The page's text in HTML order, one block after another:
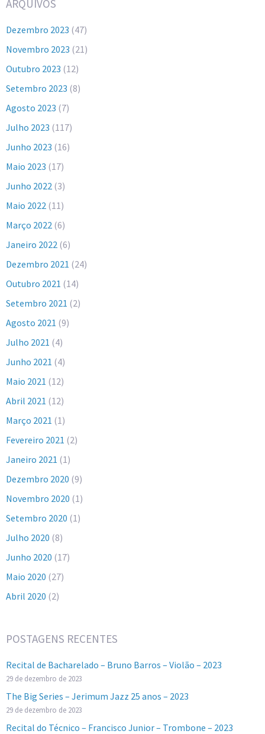
ARQUIVOS
Dezembro 2023 (47)
Novembro 2023 (21)
Outubro 2023 (12)
Setembro 2023 (8)
Agosto 2023 (7)
Julho 2023 (117)
Junho 2023 (16)
Maio 2023 (17)
Junho 2022 (3)
Maio 2022 (11)
Março 2022 (6)
Janeiro 2022 (6)
Dezembro 2021 (24)
Outubro 2021 (14)
Setembro 2021 (2)
Agosto 2021 (9)
Julho 2021 (4)
Junho 2021 (4)
Maio 2021 (12)
Abril 2021 (12)
Março 2021 (1)
Fevereiro 2021 (2)
Janeiro 2021 (1)
Dezembro 2020 (9)
Novembro 2020 (1)
Setembro 2020 (1)
Julho 2020 (8)
Junho 2020 (17)
Maio 2020 (27)
Abril 2020 (2)
POSTAGENS RECENTES
Recital de Bacharelado – Bruno Barros – Violão – 2023
29 de dezembro de 2023
The Big Series – Jerimum Jazz 25 anos – 2023
29 de dezembro de 2023
Recital do Técnico – Francisco Junior – Trombone – 2023